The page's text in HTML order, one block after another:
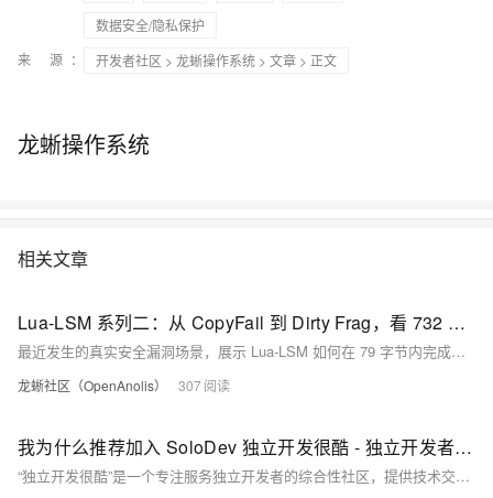
数据安全/隐私保护
来 源：
开发者社区 > 龙蜥操作系统 > 文章 > 正文
龙蜥操作系统
相关文章
Lua-LSM 系列二：从 CopyFail 到 Dirty Frag，看 732 字节的漏洞，用 79 字节关上
最近发生的真实安全漏洞场景，展示 Lua-LSM 如何在 79 字节内完成对内核提权漏洞的热缓解。
龙蜥社区（OpenAnolis） 307
我为什么推荐加入 SoloDev 独立开发很酷 - 独立开发者社区和使用阿里云云服务做独立开发
“独立开发很酷”是一个专注服务独立开发者的综合性社区，提供技术交流、产品展示、资源共享与行业资讯平台。汇聚开发者互助成长，助力创新落地，推动个人与团队共同发展，是每位独立开发者的理想家园。